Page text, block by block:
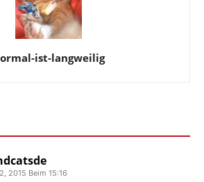
ist-langweilig
2015 Beim 15:16